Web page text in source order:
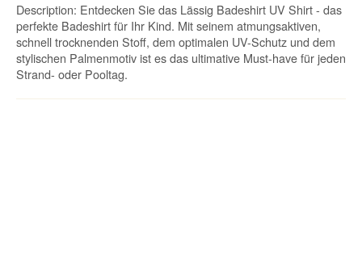
Description: Entdecken Sie das Lässig Badeshirt UV Shirt - das
perfekte Badeshirt für Ihr Kind. Mit seinem atmungsaktiven,
schnell trocknenden Stoff, dem optimalen UV-Schutz und dem
stylischen Palmenmotiv ist es das ultimative Must-have für jeden
Strand- oder Pooltag.